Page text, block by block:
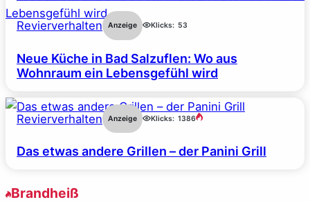
Revierverhalten Anzeige Klicks: 53
Neue Küche in Bad Salzuflen: Wo aus
Wohnraum ein Lebensgefühl wird
Revierverhalten Anzeige Klicks: 1386
Das etwas andere Grillen – der Panini Grill
Brandheiß